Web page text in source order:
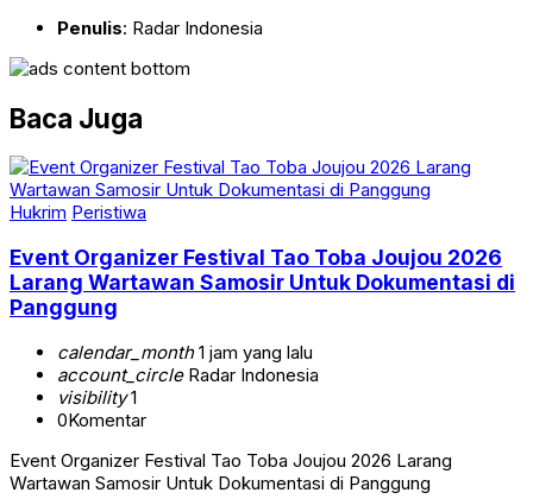
Penulis: Radar Indonesia
Baca Juga
Hukrim Peristiwa
Event Organizer Festival Tao Toba Joujou 2026
Larang Wartawan Samosir Untuk Dokumentasi di
Panggung
calendar_month1 jam yang lalu
account_circleRadar Indonesia
visibility1
0Komentar
Event Organizer Festival Tao Toba Joujou 2026 Larang
Wartawan Samosir Untuk Dokumentasi di Panggung